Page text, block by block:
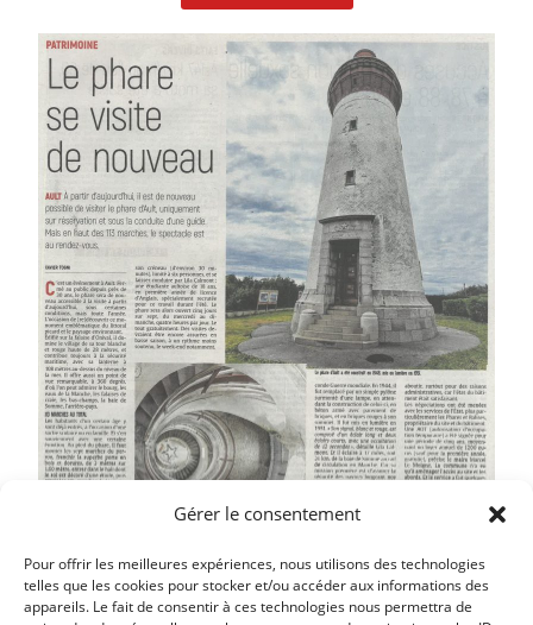
Gérer le consentement
Pour offrir les meilleures expériences, nous utilisons des technologies
telles que les cookies pour stocker et/ou accéder aux informations des
appareils. Le fait de consentir à ces technologies nous permettra de